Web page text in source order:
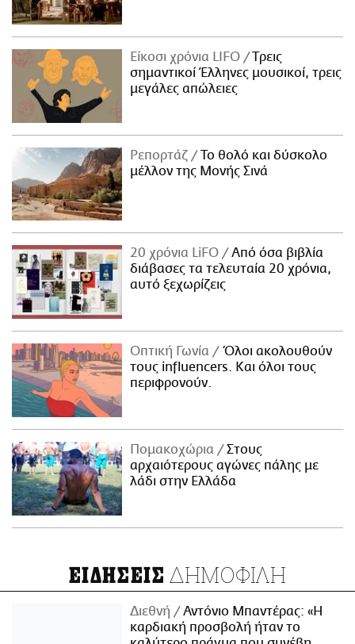
Είκοσι χρόνια LIFO
Tρεις
σημαντικοί Έλληνες μουσικοί, τρεις
μεγάλες απώλειες
Ρεπορτάζ
Το θολό και δύσκολο
μέλλον της Μονής Σινά
20 χρόνια LiFO
Από όσα βιβλία
διάβασες τα τελευταία 20 χρόνια,
αυτό ξεχωρίζεις
Οπτική Γωνία
Όλοι ακολουθούν
τους influencers. Και όλοι τους
περιφρονούν.
Πομακοχώρια
Στους
αρχαιότερους αγώνες πάλης με
λάδι στην Ελλάδα
ΕΙΔΗΣΕΙΣ ΔΗΜΟΦΙΛΗ
Διεθνή
Αντόνιο Μπαντέρας: «Η
καρδιακή προσβολή ήταν το